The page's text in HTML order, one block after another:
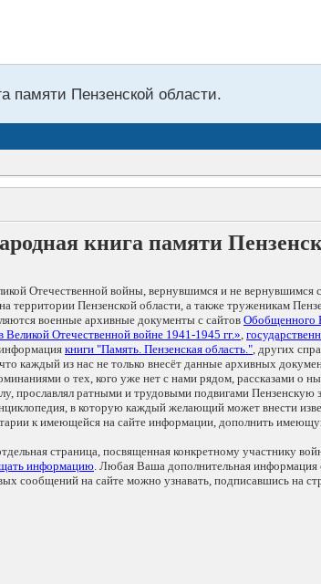
памяти Пензенской области.
книга памяти
Отечественной войны, вернувшимся и не
территории Пензенской области, а также труженикам
военные архивные документы с сайтов Обобщенного
Отечественной войне 1941-1945 гг.»,
книги "Память. Пензенская область.", других
каждый из нас не только внесёт данные архивных
о тех, кого уже нет с нами рядом, рассказами о
прославлял ратными и трудовыми подвигами Пензенскую
в которую каждый желающий может внести
к имеющейся на сайте информации, дополнить
страница, посвященная конкретному участнику
информацию. Любая Ваша дополнительная информация
сообщений на сайте можно узнавать, подписавшись на